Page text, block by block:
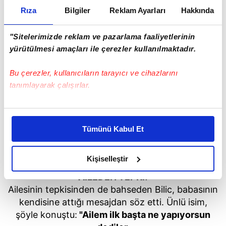
Rıza Bilgiler Reklam Ayarları Hakkında
"Sitelerimizde reklam ve pazarlama faaliyetlerinin
yürütülmesi amaçları ile çerezler kullanılmaktadır.
Bu çerezler, kullanıcıların tarayıcı ve cihazlarını
tanımlayarak çalışırlar.
Bu çerezlere izin vermeniz halinde sizlere özel
daha iyi reklam deneyimi yaşatabiliriz. Bunu yaparken
amacımızın size daha iyi bir reklam deneyimi sunmak
olduğunu ve sizlere en iyi içerikleri sunabilmek adına
elimizden gelen çabayı gösterdiğimizi ve bu noktada,
reklamların maliyetlerimizi karşılamak noktasında tek gelir
kalemimiz olduğunu sizlere hatırlatmak isteriz.
Her halükârda, kullanıcılar, bu çerezlere izin vermedikleri
Tümünü Kabul Et
Kişiselleştir
AİLEDEN TEPKİ!
Ailesinin tepkisinden de bahseden Bilic, babasının
kendisine attığı mesajdan söz etti. Ünlü isim,
şöyle konuştu: "Ailem ilk başta ne yapıyorsun